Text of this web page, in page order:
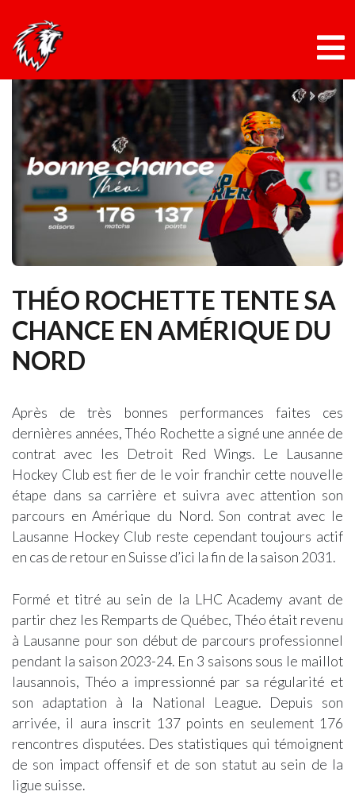
Skip
content
THÉO ROCHETTE TENTE SA
CHANCE EN AMÉRIQUE DU
NORD
Après de très bonnes performances faites ces
dernières années, Théo Rochette a signé une année de
contrat avec les Detroit Red Wings. Le Lausanne
Hockey Club est fier de le voir franchir cette nouvelle
étape dans sa carrière et suivra avec attention son
parcours en Amérique du Nord. Son contrat avec le
Lausanne Hockey Club reste cependant toujours actif
en cas de retour en Suisse d’ici la fin de la saison 2031.
Formé et titré au sein de la LHC Academy avant de
partir chez les Remparts de Québec, Théo était revenu
à Lausanne pour son début de parcours professionnel
pendant la saison 2023-24. En 3 saisons sous le maillot
lausannois, Théo a impressionné par sa régularité et
son adaptation à la National League. Depuis son
arrivée, il aura inscrit 137 points en seulement 176
rencontres disputées. Des statistiques qui témoignent
de son impact offensif et de son statut au sein de la
ligue suisse.